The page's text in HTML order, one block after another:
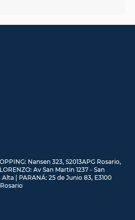
Nansen 323, S2013APG Rosario,
Av San Martin 1237 - San
| PARANÁ: 25 de Junio 83, E3100